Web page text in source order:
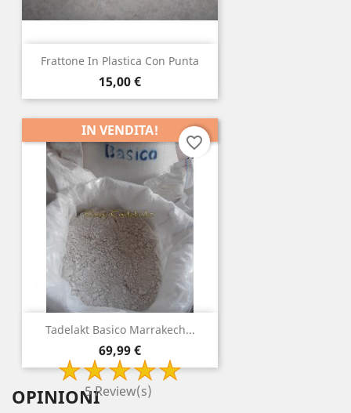
Frattone In Plastica Con Punta
Prezzo
15,00 €
Tadelakt Basico Marrakech...
Prezzo
69,99 €
5 Review(s)
IN VENDITA!
favorite_border
OPINIONI